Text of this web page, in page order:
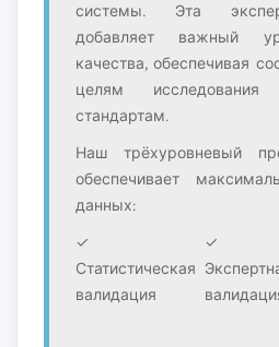
системы. Эта
добавляет важный
качества, обеспечивая
целям
стандартам.
Наш трёхуровневый
обеспечивает
данных:
✓
Статистическая
валидация
✓